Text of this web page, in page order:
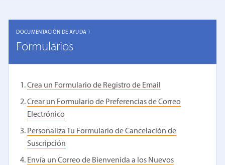
DOCUMENTACIÓN DE AYUDA 〉
Formularios
Crea un Formulario de Registro de Email
Crear un Formulario de Preferencias de Correo
Electrónico
Personaliza Tu Formulario de Cancelación de
Suscripción
Envía un Correo de Bienvenida a los Nuevos